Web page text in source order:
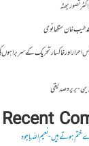
تصور بھٹہ
طیب خان سنگھانوی
احرار اور خاکسار تحریک کے
بریرہ صدیقی
Recent
ہوتے ہیں- نعیم اللہ باجوہ